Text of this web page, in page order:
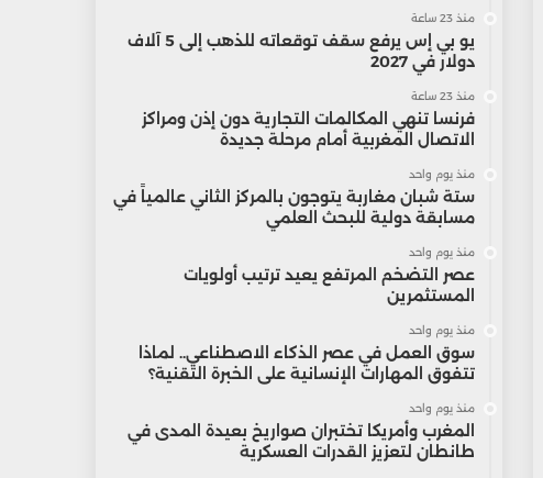
منذ 23 ساعة
يو بي إس يرفع سقف توقعاته للذهب إلى 5 آلاف
دولار في 2027
منذ 23 ساعة
فرنسا تنهي المكالمات التجارية دون إذن ومراكز
الاتصال المغربية أمام مرحلة جديدة
منذ يوم واحد
ستة شبان مغاربة يتوجون بالمركز الثاني عالمياً في
مسابقة دولية للبحث العلمي
منذ يوم واحد
عصر التضخم المرتفع يعيد ترتيب أولويات
المستثمرين
منذ يوم واحد
سوق العمل في عصر الذكاء الاصطناعي.. لماذا
تتفوق المهارات الإنسانية على الخبرة التقنية؟
منذ يوم واحد
المغرب وأمريكا تختبران صواريخ بعيدة المدى في
طانطان لتعزيز القدرات العسكرية